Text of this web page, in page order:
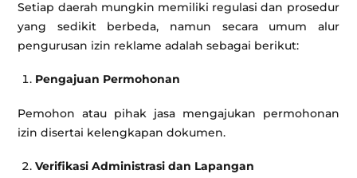
Setiap daerah mungkin memiliki regulasi dan prosedur
yang sedikit berbeda, namun secara umum alur
pengurusan izin reklame adalah sebagai berikut:
Pengajuan Permohonan
Pemohon atau pihak jasa mengajukan permohonan
izin disertai kelengkapan dokumen.
Verifikasi Administrasi dan Lapangan